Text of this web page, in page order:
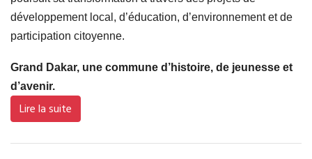
développement local, d’éducation, d’environnement et de
participation citoyenne.
Grand Dakar, une commune d’histoire, de jeunesse et
d’avenir.
Lire la suite